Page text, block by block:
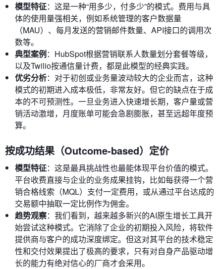
模型特征：这是一种“用多少，付多少”的模式。费用与具
体的使用量强相关，例如系统管理的客户数据量
（MAU）、每月发送的营销邮件数量、API接口的调用次
数等。
典型案例：HubSpot根据营销联系人数量划分套餐等级，
以及Twilio按通信量计费，都是此模型的经典实践。
优劣分析：对于初创或业务量波动较大的企业而言，这种
模式的初期进入成本极低，非常友好。但它的缺点在于成
本的不可预测性。一旦业务进入快速增长期，客户量或营
销活动激增，月度账单可能会急剧膨胀，甚至远超年度预
算。
按成功结果（Outcome-based）定价
模型特征：这是最具挑战性也最能体现平台价值的模式。
平台收费直接与企业的业务成果挂钩，比如每获得一个营
销合格线索（MQL）支付一定费用，或从通过平台达成的
交易额中抽取一定比例作为佣金。
趋势观察：我们看到，越来越多新兴的AI原生增长工具开
始尝试这种模式。它消除了企业的初期投入风险，将软件
提供商与客户的成功深度绑定。但这对其平台的技术稳定
性和交付效果提出了极高的要求，只有对自身产品驱动增
长的能力有绝对信心的厂商才会采用。